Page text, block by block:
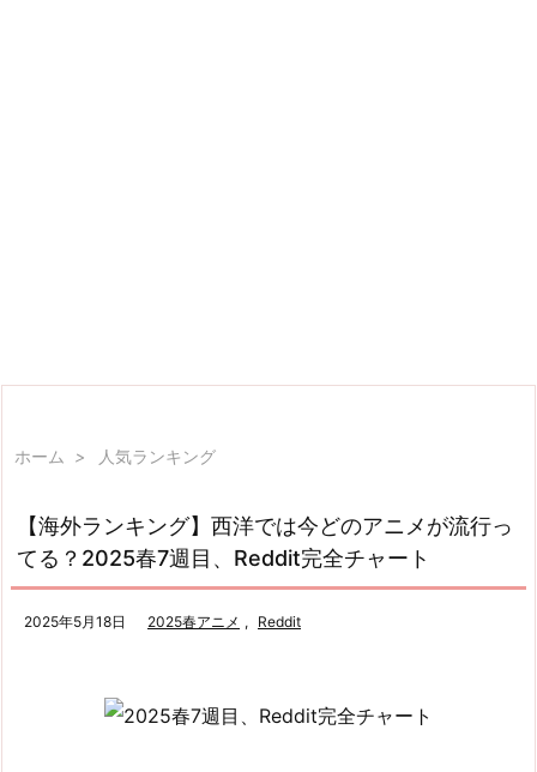
ホーム > 人気ランキング
【海外ランキング】西洋では今どのアニメが流行っ
てる？2025春7週目、Reddit完全チャート
2025年5月18日 2025春アニメ , Reddit